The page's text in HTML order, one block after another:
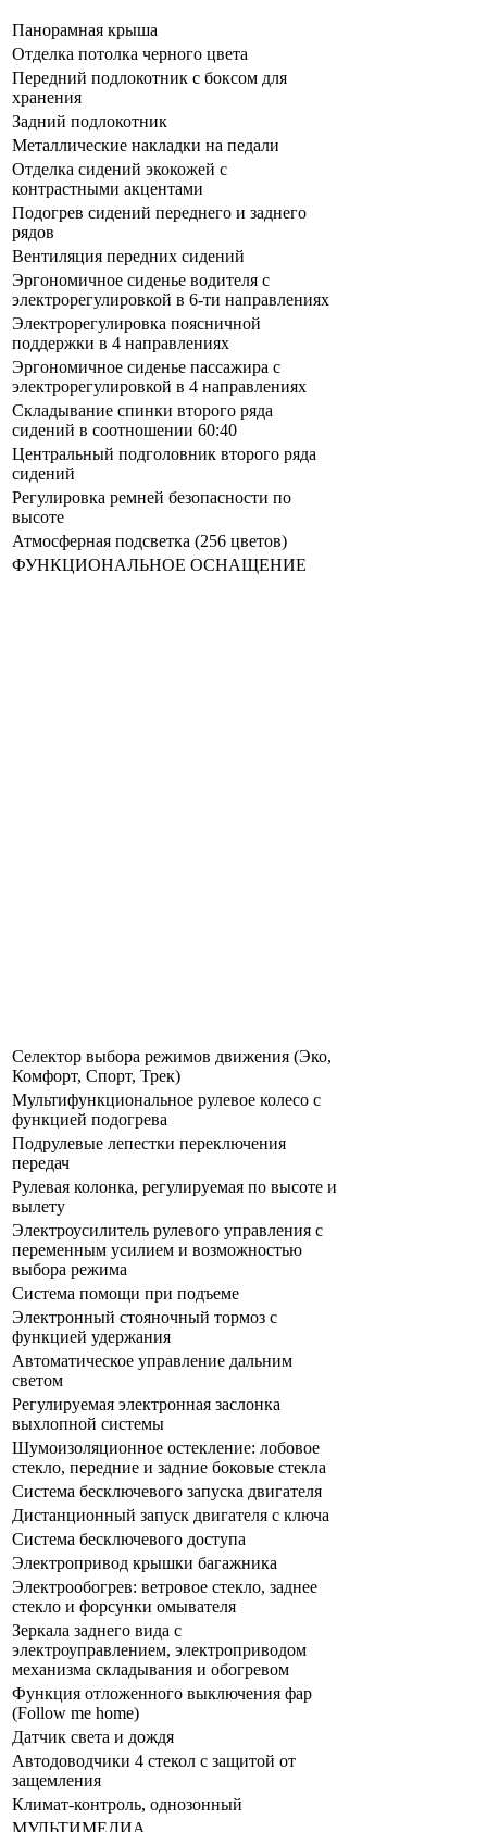
Панорамная крыша
Отделка потолка черного цвета
Передний подлокотник с боксом для
хранения
Задний подлокотник
Металлические накладки на педали
Отделка сидений экокожей с
контрастными акцентами
Подогрев сидений переднего и заднего
рядов
Вентиляция передних сидений
Эргономичное сиденье водителя с
электрорегулировкой в 6-ти направлениях
Электрорегулировка поясничной
поддержки в 4 направлениях
Эргономичное сиденье пассажира с
электрорегулировкой в 4 направлениях
Складывание спинки второго ряда
сидений в соотношении 60:40
Центральный подголовник второго ряда
сидений
Регулировка ремней безопасности по
высоте
Атмосферная подсветка (256 цветов)
ФУНКЦИОНАЛЬНОЕ ОСНАЩЕНИЕ
Селектор выбора режимов движения (Эко,
Комфорт, Спорт, Трек)
Мультифункциональное рулевое колесо с
функцией подогрева
Подрулевые лепестки переключения
передач
Рулевая колонка, регулируемая по высоте и
вылету
Электроусилитель рулевого управления с
переменным усилием и возможностью
выбора режима
Система помощи при подъеме
Электронный стояночный тормоз с
функцией удержания
Автоматическое управление дальним
светом
Регулируемая электронная заслонка
выхлопной системы
Шумоизоляционное остекление: лобовое
стекло, передние и задние боковые стекла
Система бесключевого запуска двигателя
Дистанционный запуск двигателя с ключа
Система бесключевого доступа
Электропривод крышки багажника
Электрообогрев: ветровое стекло, заднее
стекло и форсунки омывателя
Зеркала заднего вида с
электроуправлением, электроприводом
механизма складывания и обогревом
Функция отложенного выключения фар
(Follow me home)
Датчик света и дождя
Автодоводчики 4 стекол с защитой от
защемления
Климат-контроль, однозонный